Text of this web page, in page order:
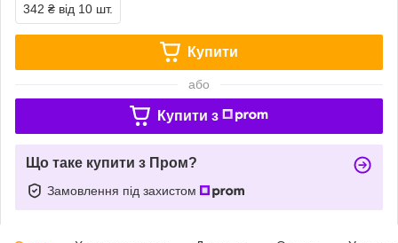
342 ₴ від 10 шт.
Купити
або
Купити з
Що таке купити з Пром?
Замовлення під захистом